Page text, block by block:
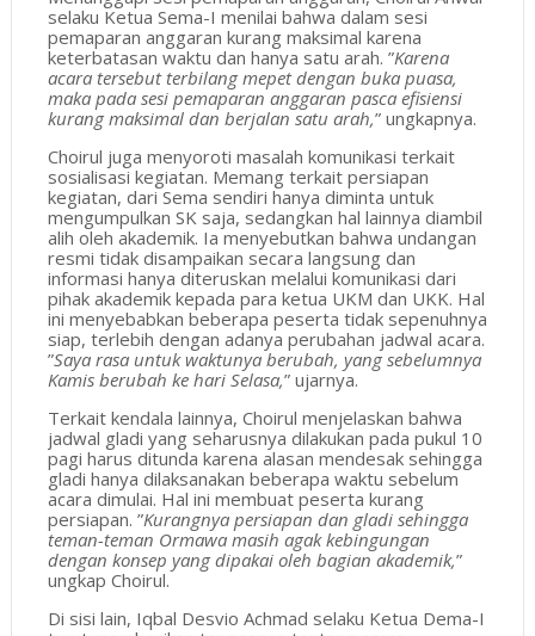
selaku Ketua Sema-I menilai bahwa dalam sesi
pemaparan anggaran kurang maksimal karena
keterbatasan waktu dan hanya satu arah. ”Karena
acara tersebut terbilang mepet dengan buka puasa,
maka pada sesi pemaparan anggaran pasca efisiensi
kurang maksimal dan berjalan satu arah,” ungkapnya.
Choirul juga menyoroti masalah komunikasi terkait
sosialisasi kegiatan. Memang terkait persiapan
kegiatan, dari Sema sendiri hanya diminta untuk
mengumpulkan SK saja, sedangkan hal lainnya diambil
alih oleh akademik. Ia menyebutkan bahwa undangan
resmi tidak disampaikan secara langsung dan
informasi hanya diteruskan melalui komunikasi dari
pihak akademik kepada para ketua UKM dan UKK. Hal
ini menyebabkan beberapa peserta tidak sepenuhnya
siap, terlebih dengan adanya perubahan jadwal acara.
”Saya rasa untuk waktunya berubah, yang sebelumnya
Kamis berubah ke hari Selasa,” ujarnya.
Terkait kendala lainnya, Choirul menjelaskan bahwa
jadwal gladi yang seharusnya dilakukan pada pukul 10
pagi harus ditunda karena alasan mendesak sehingga
gladi hanya dilaksanakan beberapa waktu sebelum
acara dimulai. Hal ini membuat peserta kurang
persiapan. ”Kurangnya persiapan dan gladi sehingga
teman-teman Ormawa masih agak kebingungan
dengan konsep yang dipakai oleh bagian akademik,”
ungkap Choirul.
Di sisi lain, Iqbal Desvio Achmad selaku Ketua Dema-I